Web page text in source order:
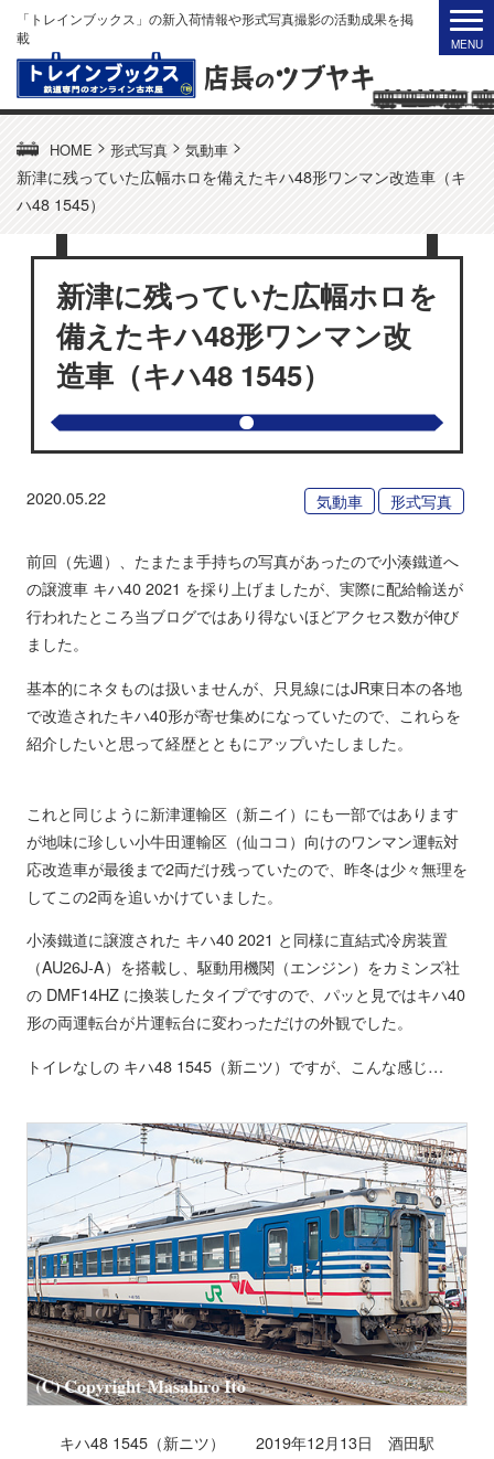
「トレインブックス」の新入荷情報や形式写真撮影の活動成果を掲
載
HOME > 形式写真 > 気動車 >
新津に残っていた広幅ホロを備えたキハ48形ワンマン改造車（キ
ハ48 1545）
新津に残っていた広幅ホロを
備えたキハ48形ワンマン改
造車（キハ48 1545）
2020.05.22 気動車 形式写真
前回（先週）、たまたま手持ちの写真があったので小湊鐵道へ
の譲渡車 キハ40 2021 を採り上げましたが、実際に配給輸送が
行われたところ当ブログではあり得ないほどアクセス数が伸び
ました。
基本的にネタものは扱いませんが、只見線にはJR東日本の各地
で改造されたキハ40形が寄せ集めになっていたので、これらを
紹介したいと思って経歴とともにアップいたしました。
これと同じように新津運輸区（新ニイ）にも一部ではあります
が地味に珍しい小牛田運輸区（仙ココ）向けのワンマン運転対
応改造車が最後まで2両だけ残っていたので、昨冬は少々無理を
してこの2両を追いかけていました。
小湊鐵道に譲渡された キハ40 2021 と同様に直結式冷房装置
（AU26J-A）を搭載し、駆動用機関（エンジン）をカミンズ社
の DMF14HZ に換装したタイプですので、パッと見ではキハ40
形の両運転台が片運転台に変わっただけの外観でした。
トイレなしの キハ48 1545（新ニツ）ですが、こんな感じ…
キハ48 1545（新ニツ） 2019年12月13日 酒田駅